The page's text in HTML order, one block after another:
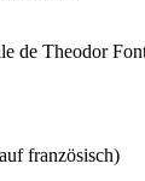
de Theodor
französisch)